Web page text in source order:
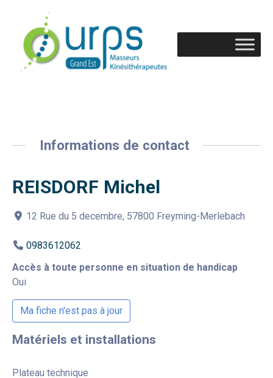
Informations de contact
REISDORF Michel
12 Rue du 5 decembre, 57800 Freyming-Merlebach
0983612062
Accès à toute personne en situation de handicap
Oui
Ma fiche n'est pas à jour
Matériels et installations
Plateau technique